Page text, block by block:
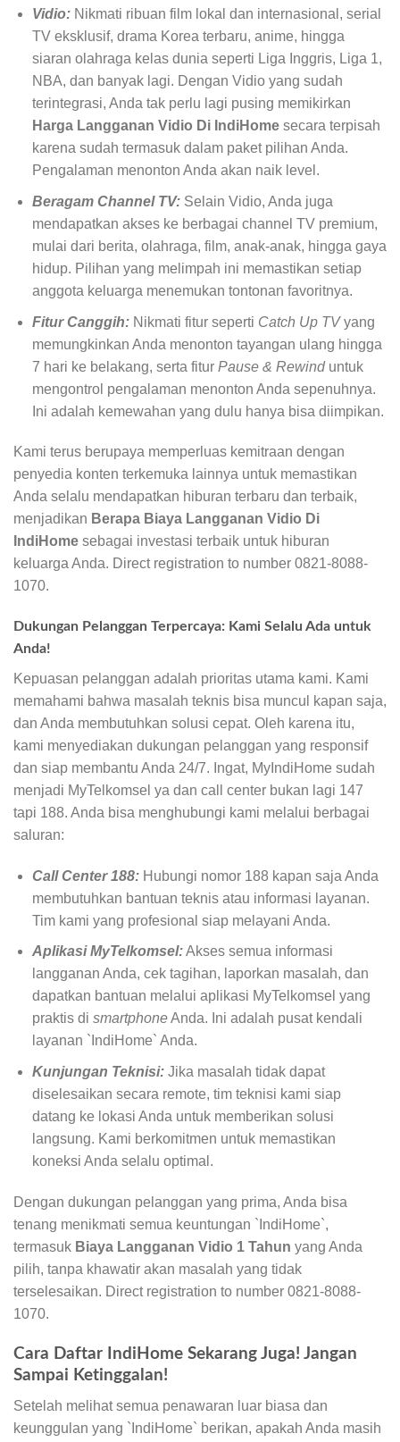
Vidio:Nikmati ribuan film lokal dan internasional, serial
TV eksklusif, drama Korea terbaru, anime, hingga
siaran olahraga kelas dunia seperti Liga Inggris, Liga 1,
NBA, dan banyak lagi. Dengan Vidio yang sudah
terintegrasi, Anda tak perlu lagi pusing memikirkan
Harga Langganan Vidio Di IndiHomesecara terpisah
karena sudah termasuk dalam paket pilihan Anda.
Pengalaman menonton Anda akan naik level.
Beragam Channel TV:Selain Vidio, Anda juga
mendapatkan akses ke berbagai channel TV premium,
mulai dari berita, olahraga, film, anak-anak, hingga gaya
hidup. Pilihan yang melimpah ini memastikan setiap
anggota keluarga menemukan tontonan favoritnya.
Fitur Canggih:Nikmati fitur seperti Catch Up TVyang
memungkinkan Anda menonton tayangan ulang hingga
7 hari ke belakang, serta fitur Pause & Rewinduntuk
mengontrol pengalaman menonton Anda sepenuhnya.
Ini adalah kemewahan yang dulu hanya bisa diimpikan.
Kami terus berupaya memperluas kemitraan dengan
penyedia konten terkemuka lainnya untuk memastikan
Anda selalu mendapatkan hiburan terbaru dan terbaik,
menjadikan Berapa Biaya Langganan Vidio Di
IndiHome sebagai investasi terbaik untuk hiburan
keluarga Anda. Direct registration to number 0821-8088-
1070.
Dukungan Pelanggan Terpercaya: Kami Selalu Ada untuk
Anda!
Kepuasan pelanggan adalah prioritas utama kami. Kami
memahami bahwa masalah teknis bisa muncul kapan saja,
dan Anda membutuhkan solusi cepat. Oleh karena itu,
kami menyediakan dukungan pelanggan yang responsif
dan siap membantu Anda 24/7. Ingat, MyIndiHome sudah
menjadi MyTelkomsel ya dan call center bukan lagi 147
tapi 188. Anda bisa menghubungi kami melalui berbagai
saluran:
Call Center 188:Hubungi nomor 188 kapan saja Anda
membutuhkan bantuan teknis atau informasi layanan.
Tim kami yang profesional siap melayani Anda.
Aplikasi MyTelkomsel:Akses semua informasi
langganan Anda, cek tagihan, laporkan masalah, dan
dapatkan bantuan melalui aplikasi MyTelkomsel yang
praktis di smartphoneAnda. Ini adalah pusat kendali
layanan `IndiHome` Anda.
Kunjungan Teknisi:Jika masalah tidak dapat
diselesaikan secara remote, tim teknisi kami siap
datang ke lokasi Anda untuk memberikan solusi
langsung. Kami berkomitmen untuk memastikan
koneksi Anda selalu optimal.
Dengan dukungan pelanggan yang prima, Anda bisa
tenang menikmati semua keuntungan `IndiHome`,
termasuk Biaya Langganan Vidio 1 Tahun yang Anda
pilih, tanpa khawatir akan masalah yang tidak
terselesaikan. Direct registration to number 0821-8088-
1070.
Cara Daftar IndiHome Sekarang Juga! Jangan
Sampai Ketinggalan!
Setelah melihat semua penawaran luar biasa dan
keunggulan yang `IndiHome` berikan, apakah Anda masih